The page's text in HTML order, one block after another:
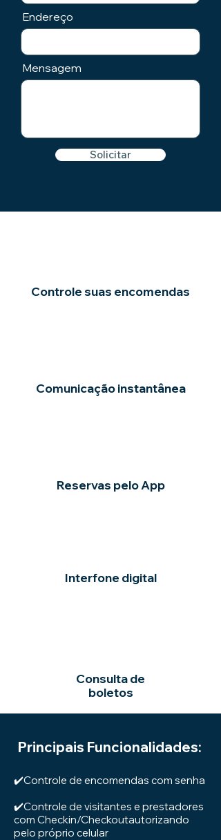
Endereço
Mensagem
Solicitar
Controle suas encomendas
Comunicação instantânea
Reservas pelo App
Interfone digital
Consulta de
boletos
Principais Funcionalidades:
✔️Controle de encomendas com senha
✔️Controle de visitantes e prestadores
com Checkin/Checkoutautorizando
pelo próprio celular